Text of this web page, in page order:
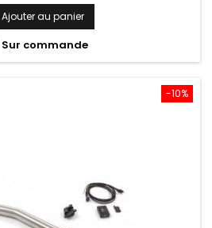
de
base
Ajouter au panier
Sur commande
-10%